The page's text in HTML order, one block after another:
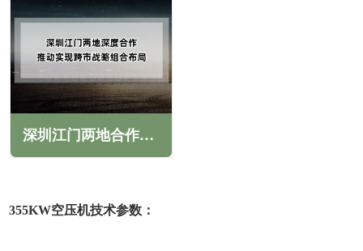
深圳江门两地合作，推动实现跨市战略组合布局
355KW空压机技术参数：